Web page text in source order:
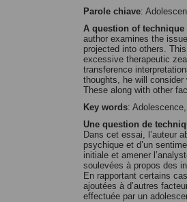
Parole chiave:
A question of
author examines the
projected into others.
excessive therapeutic
transference
thoughts, he will consider
These along with other
Key words:
Une question de
Dans cet essai, l’auteur
psychique et d’un
initiale et amener
soulevées à propos des
En rapportant certains
ajoutées à d’autres
effectuée par un